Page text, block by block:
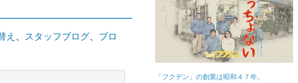
え 、 スタッフブログ、 ブロ
「フクデン」の創業は昭和４７年。